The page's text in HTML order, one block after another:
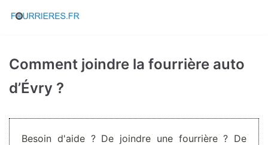
Aller
Comment joindre la fourrière auto
d’Évry ?
Besoin d'aide ? De joindre une fourrière ? De